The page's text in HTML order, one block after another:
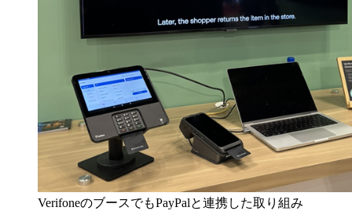
VerifoneのブースでもPayPalと連携した取り組み